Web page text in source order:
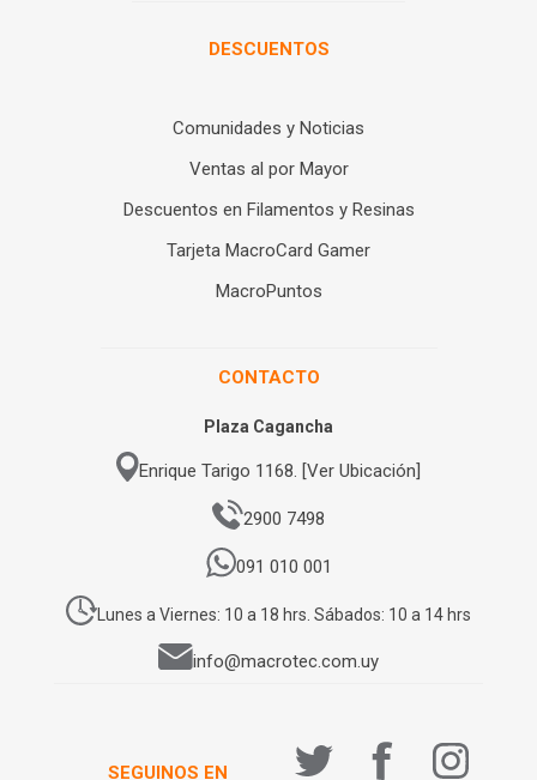
DESCUENTOS
Comunidades y Noticias
Ventas al por Mayor
Descuentos en Filamentos y Resinas
Tarjeta MacroCard Gamer
MacroPuntos
CONTACTO
Plaza Cagancha
Enrique Tarigo 1168. [Ver Ubicación]
2900 7498
091 010 001
Lunes a Viernes: 10 a 18 hrs. Sábados: 10 a 14 hrs
info@macrotec.com.uy
SEGUINOS EN